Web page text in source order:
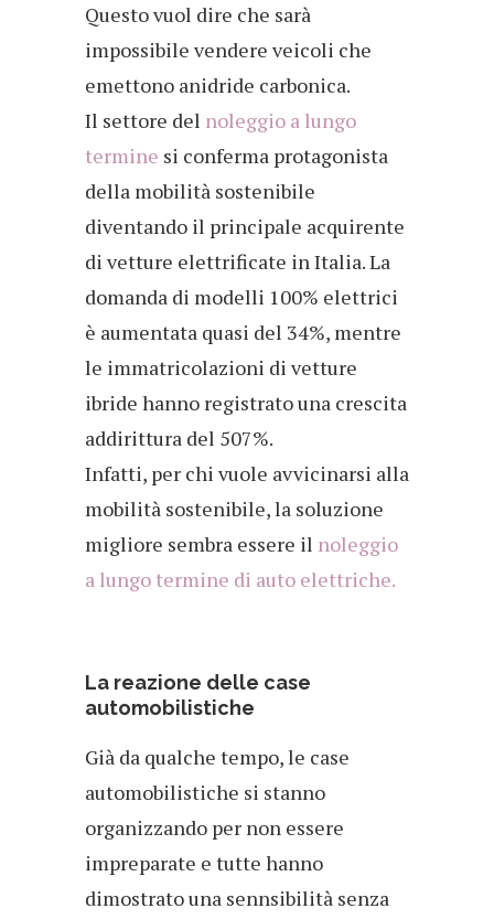
Questo vuol dire che sarà
impossibile vendere veicoli che
emettono anidride carbonica.
Il settore del noleggio a lungo
termine si conferma protagonista
della mobilità sostenibile
diventando il principale acquirente
di vetture elettrificate in Italia. La
domanda di modelli 100% elettrici
è aumentata quasi del 34%, mentre
le immatricolazioni di vetture
ibride hanno registrato una crescita
addirittura del 507%.
Infatti, per chi vuole avvicinarsi alla
mobilità sostenibile, la soluzione
migliore sembra essere il noleggio
a lungo termine di auto elettriche.
La reazione delle case
automobilistiche
Già da qualche tempo, le case
automobilistiche si stanno
organizzando per non essere
impreparate e tutte hanno
dimostrato una sennsibilità senza